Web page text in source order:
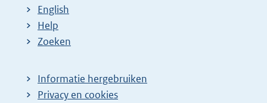
English
Help
Zoeken
Informatie hergebruiken
Privacy en cookies